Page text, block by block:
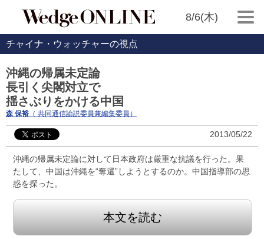
8/6(木)
チャイナ・ウォッチャーの視点
沖縄の帰属未定論
長引く尖閣対立で
揺さぶりをかける中国
森 保裕 （ 共同通信論説委員兼編集委員）
2013/05/22
沖縄の帰属未定論に対して日本政府は厳重な抗議を行った。果
たして、中国は沖縄を“奪還”しようとするのか。中国指導部の思
惑を探った。
本文を読む